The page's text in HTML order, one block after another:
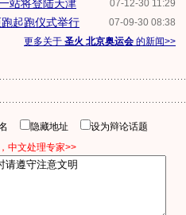
07-12-30 11:29
站将登陆天津
07-09-30 08:38
起跑仪式举行
更多关于 圣火 北京奥运会 的新闻>>
隐藏地址
设为辩论话题
中文处理专家>>